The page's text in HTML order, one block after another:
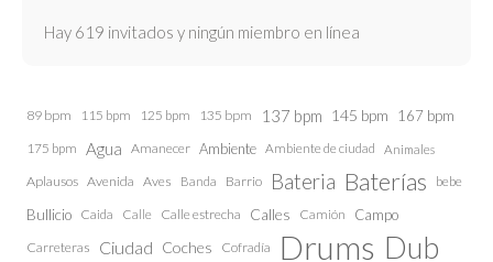
Hay 619 invitados y ningún miembro en línea
89 bpm 115 bpm 125 bpm 135 bpm 137 bpm 145 bpm 167 bpm
175 bpm Agua Amanecer Ambiente Ambiente de ciudad Animales
Aplausos Avenida Aves Banda Barrio Bateria Baterías bebe
Bullicio Caida Calle Calle estrecha Calles Camión Campo
Carreteras Ciudad Coches Cofradía Drums Dub